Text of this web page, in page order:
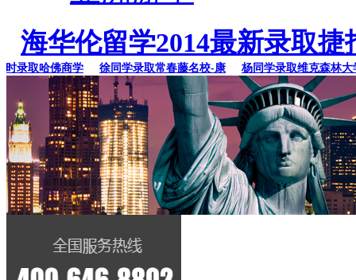
海华伦留学2014最新录取捷
取哈佛商学 徐同学录取常春藤名校-康 杨同学录取维克森林大学